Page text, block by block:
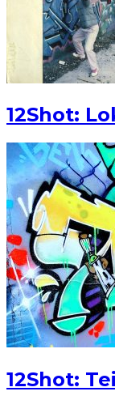
12Shot:
12Shot: